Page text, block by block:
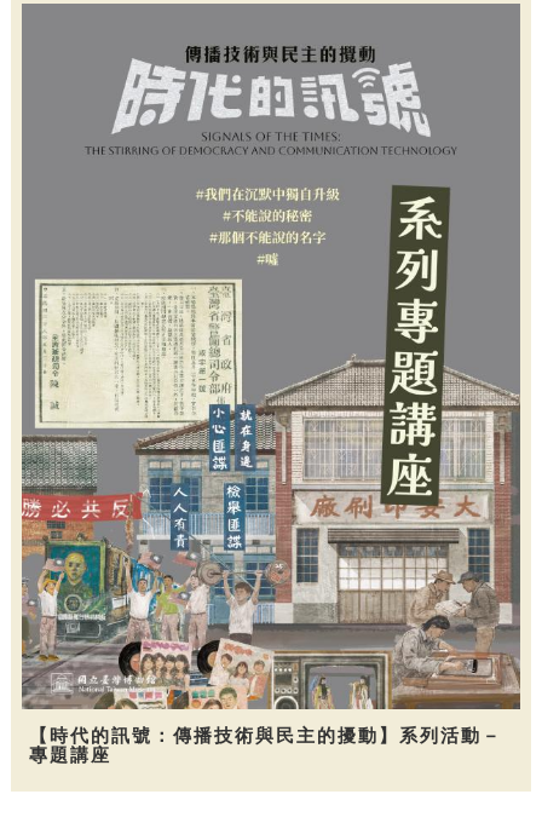
【時代的訊號：傳播技術與民主的擾動】系列活動－
專題講座